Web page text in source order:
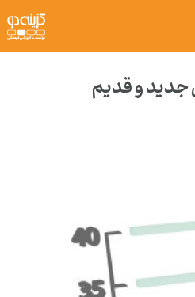
جدید و قدیم